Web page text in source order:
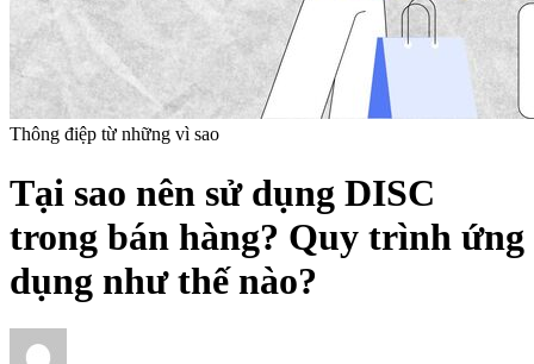
Thông điệp từ những vì sao
Tại sao nên sử dụng DISC
trong bán hàng? Quy trình ứng
dụng như thế nào?